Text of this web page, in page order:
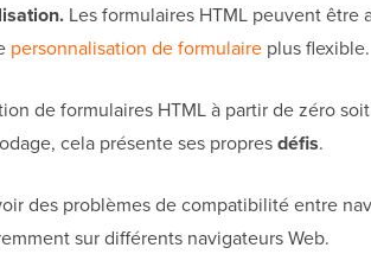
Les formulaires HTML peuvent être
personnalisation de formulaire plus flexible.
de formulaires HTML à partir de zéro
cela présente ses propresdéfis.
des problèmes de compatibilité entre
sur différents navigateurs Web.